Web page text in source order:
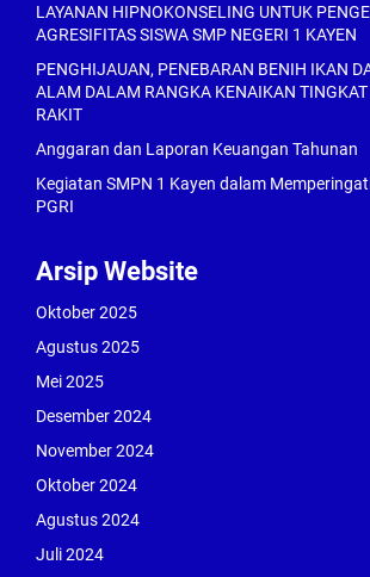
LAYANAN HIPNOKONSELING UNTUK
AGRESIFITAS SISWA SMP NEGERI 1 KAYEN
PENGHIJAUAN, PENEBARAN BENIH IKAN
ALAM DALAM RANGKA KENAIKAN
RAKIT
Anggaran dan Laporan Keuangan Tahunan
Kegiatan SMPN 1 Kayen dalam
PGRI
Arsip Website
Oktober 2025
Agustus 2025
Mei 2025
Desember 2024
November 2024
Oktober 2024
Agustus 2024
Juli 2024